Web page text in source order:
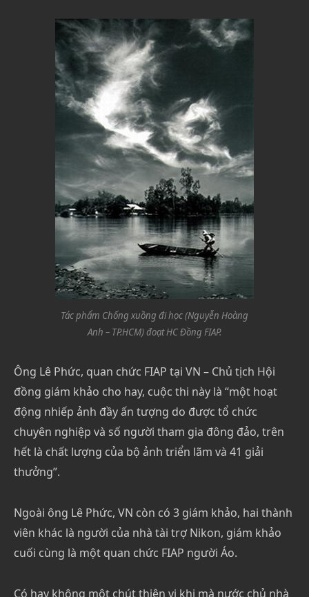
Tác phẩm Chống xuồng đi học (Nguyễn Hoàng
Anh – TP.HCM) đoạt HC Đồng FIAP.
Ông Lê Phức, quan chức FIAP tại VN – Chủ tịch Hội
đồng giám khảo cho hay, cuộc thi này là “một hoạt
động nhiếp ảnh đầy ấn tượng do được tổ chức
chuyên nghiệp và số người tham gia đông đảo, trên
hết là chất lượng của bộ ảnh triển lãm và 41 giải
thưởng”.
Ngoài ông Lê Phức, VN còn có 3 giám khảo, hai thành
viên khác là người của nhà tài trợ Nikon, giám khảo
cuối cùng là một quan chức FIAP người Áo.
Có hay không một chút thiên vị khi mà nước chủ nhà